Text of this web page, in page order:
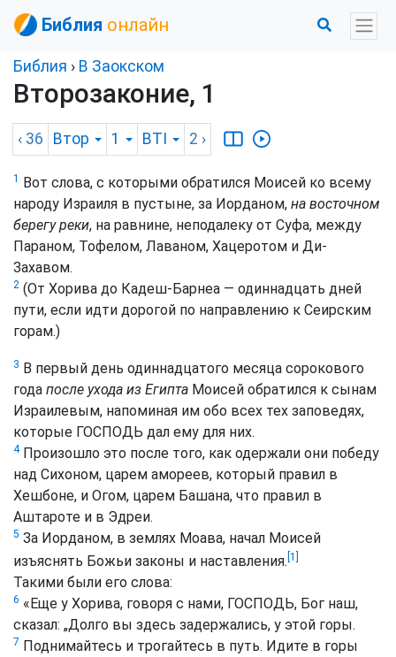
Библия онлайн
Библия › В Заокском
Второзаконие, 1
‹ 36 Втор 1 BTI 2 ›
1 Вот слова, с которыми обратился Моисей ко всему
народу Израиля в пустыне, за Иорданом, на восточном
берегу реки, на равнине, неподалеку от Суфа, между
Параном, Тофелом, Лаваном, Хацеротом и Ди-
Захавом.
2 (От Хорива до Кадеш-Барнеа — одиннадцать дней
пути, если идти дорогой по направлению к Сеирским
горам.)
3 В первый день одиннадцатого месяца сорокового
года после ухода из Египта Моисей обратился к сынам
Израилевым, напоминая им обо всех тех заповедях,
которые ГОСПОДЬ дал ему для них.
4Произошло это после того, как одержали они победу
над Сихоном, царем амореев, который правил в
Хешбоне, и Огом, царем Башана, что правил в
Аштароте и в Эдреи.
5 За Иорданом, в землях Моава, начал Моисей
изъяснять Божьи законы и наставления. [1]
Такими были его слова:
6 «Еще у Хорива, говоря с нами, ГОСПОДЬ, Бог наш,
сказал: „Долго вы здесь задержались, у этой горы.
7 Поднимайтесь и трогайтесь в путь. Идите в горы